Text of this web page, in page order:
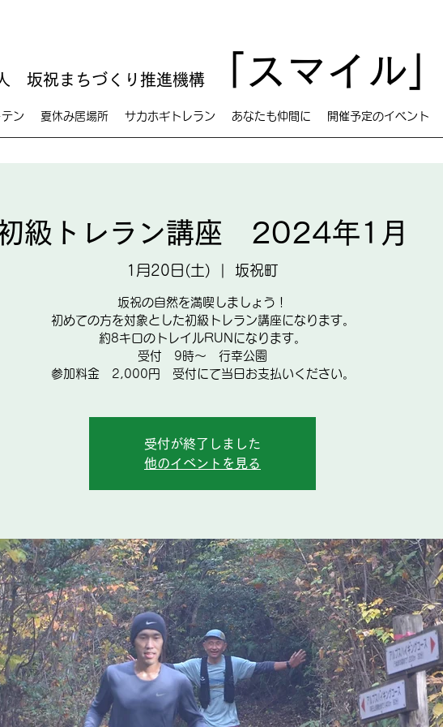
坂祝まちづくり推進機構 「スマイル」
ン 夏休み居場所 サカホギトレラン あなたも仲間に 開催予定のイベント
級トレラン講座 2024年1月
1月20日(土) 坂祝町
坂祝の自然を満喫しましょう！
初めての方を対象とした初級トレラン講座になります。
約8キロのトレイルRUNになります。
受付 9時～ 行幸公園
受付が終了しました
他のイベントを見る